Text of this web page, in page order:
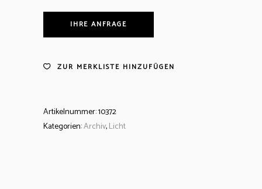
IHRE ANFRAGE
ZUR MERKLISTE HINZUFÜGEN
Artikelnummer:10372
Kategorien:Archiv,Licht